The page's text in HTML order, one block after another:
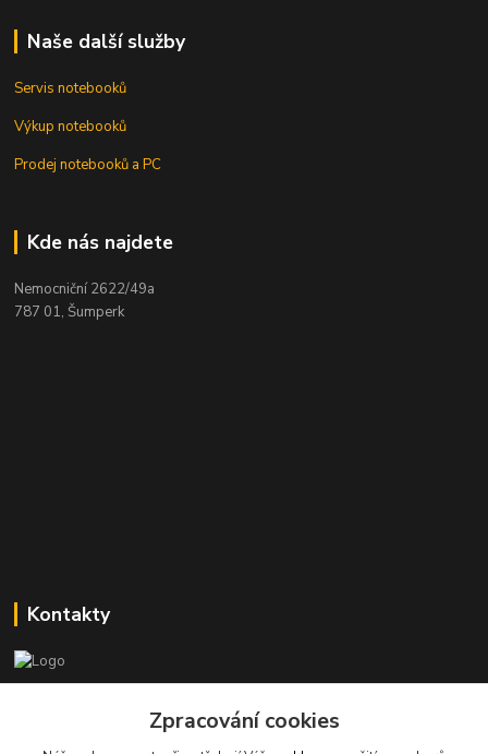
Naše další služby
Servis notebooků
Výkup notebooků
Prodej notebooků a PC
Kde nás najdete
Nemocniční 2622/49a
787 01, Šumperk
Kontakty
+420 601 366 545Zpracování cookies